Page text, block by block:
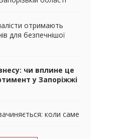
отримають
для безпечнішої
чи вплине це
у Запоріжжі
коли саме